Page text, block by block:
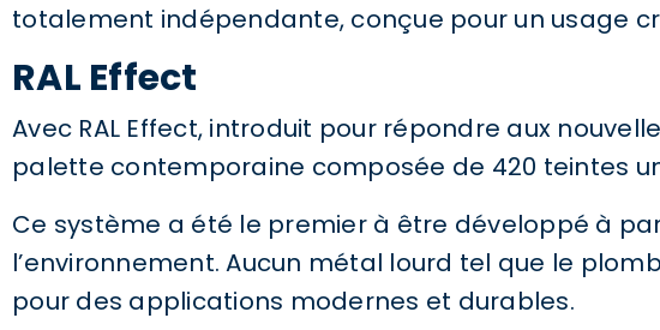
totalement indépendante, conçue pour un usage
RAL Effect
Avec RAL Effect, introduit pour répondre aux
palette contemporaine composée de 420 teintes
Ce système a été le premier à être développé à
l’environnement. Aucun métal lourd tel que le
pour des applications modernes et durables.